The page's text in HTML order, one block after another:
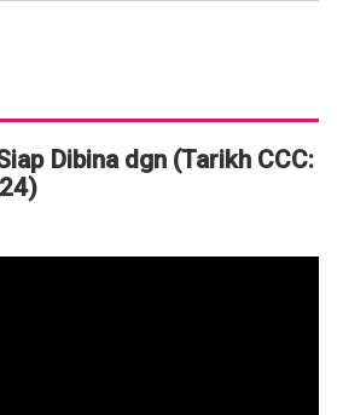
Dibina dgn (Tarikh CCC: